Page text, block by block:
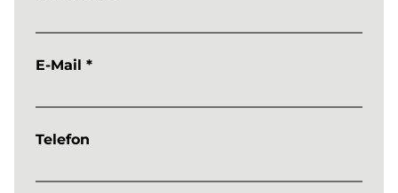
E-Mail *
Telefon